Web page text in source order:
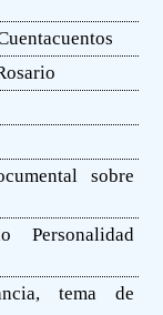
sobre
Personalidad
tema de